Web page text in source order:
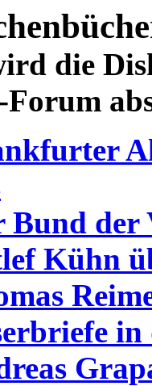
die
Bund
Kühn